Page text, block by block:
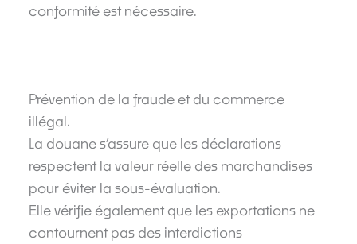
conformité est nécessaire.
Prévention de la fraude et du commerce
illégal.
La douane s’assure que les déclarations
respectent la valeur réelle des marchandises
pour éviter la sous-évaluation.
Elle vérifie également que les exportations ne
contournent pas des interdictions